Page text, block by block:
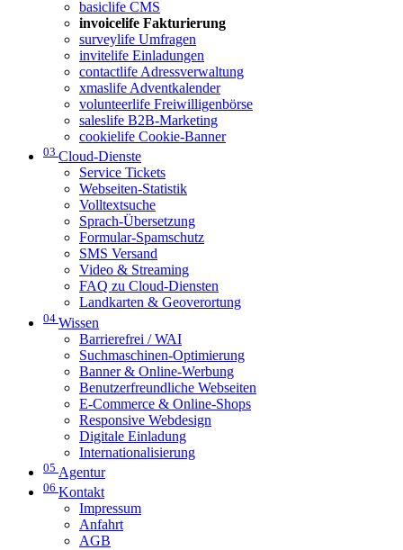
basiclife CMS
invoicelife Fakturierung
surveylife Umfragen
invitelife Einladungen
contactlife Adressverwaltung
xmaslife Adventkalender
volunteerlife Freiwilligenbörse
saleslife B2B-Marketing
cookielife Cookie-Banner
03 Cloud-Dienste
Service Tickets
Webseiten-Statistik
Volltextsuche
Sprach-Übersetzung
Formular-Spamschutz
SMS Versand
Video & Streaming
FAQ zu Cloud-Diensten
Landkarten & Geoverortung
04 Wissen
Barrierefrei / WAI
Suchmaschinen-Optimierung
Banner & Online-Werbung
Benutzerfreundliche Webseiten
E-Commerce & Online-Shops
Responsive Webdesign
Digitale Einladung
Internationalisierung
05 Agentur
06 Kontakt
Impressum
Anfahrt
AGB